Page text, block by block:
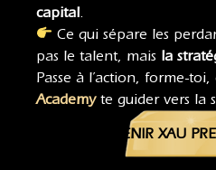
capital.
Ce qui sépare les
pas le talent, mais la
Passe à l’action, forme-toi,
Academyte guider vers la
DEVENIR XAU